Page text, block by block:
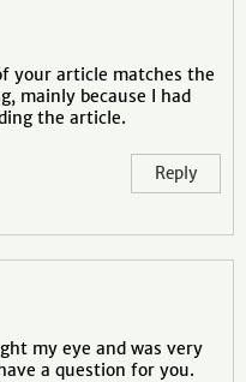
your article matches the
mainly because I had
the article.
Reply
my eye and was very
a question for you.